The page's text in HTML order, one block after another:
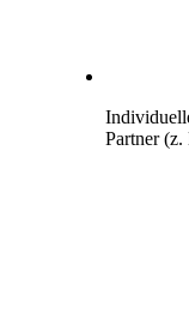
Partner